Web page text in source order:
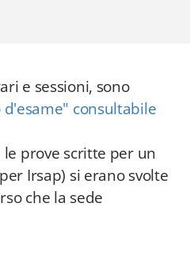
e sessioni, sono
d'esame" consultabile
prove scritte per un
Irsap) si erano svolte
che la sede